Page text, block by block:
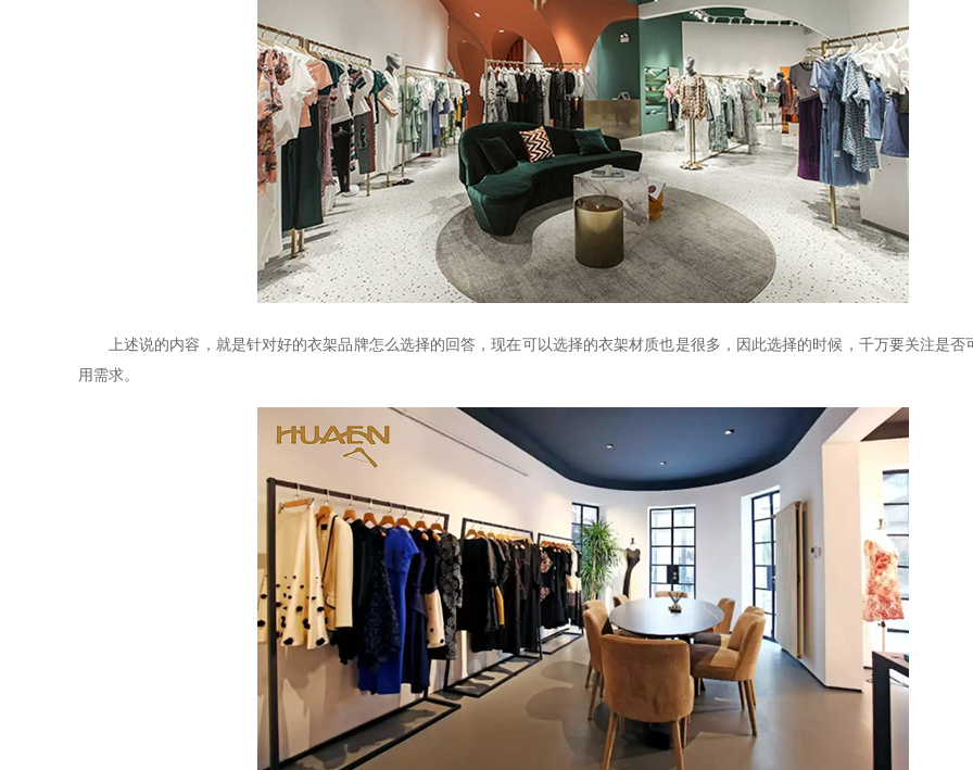
上述说的内容，就是针对好的衣架品牌怎么选择的回答，现在可以选择的衣架材质也是很多，因此选择的时候，千万要关注是否
用需求。